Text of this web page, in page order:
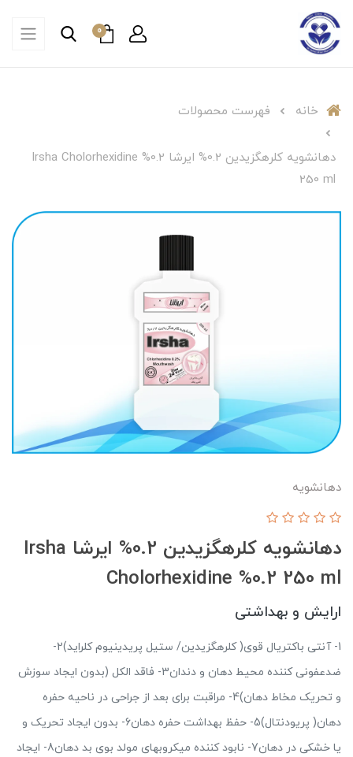
0
خانه فهرست محصولات
دهانشویه کلرهگزیدین 0.2% ایرشا Irsha Cholorhexidine %0.2
250 ml
دهانشویه
دهانشویه کلرهگزیدین 0.2% ایرشا Irsha
Cholorhexidine %0.2 250 ml
ارایش و بهداشتی
1- آنتی باکتریال قوی( کلرهگزیدین/ ستیل پریدینیوم کلراید)2-
ضدعفونی کننده محیط دهان و دندان3- فاقد الکل (بدون ایجاد سوزش
و تحریک مخاط دهان)4- مراقبت برای بعد از جراحی در ناحیه حفره
دهان( پریودنتال)5- حفظ بهداشت حفره دهان6- بدون ایجاد تحریک و
یا خشکی در دهان7- نابود کننده میکروبهای مولد بوی بد دهان8- ایجاد